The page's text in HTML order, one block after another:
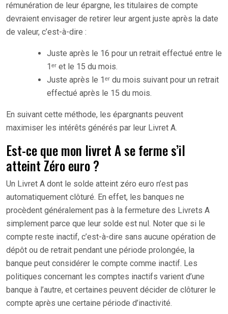
rémunération de leur épargne, les titulaires de compte
devraient envisager de retirer leur argent juste après la date
de valeur, c’est-à-dire :
Juste après le 16 pour un retrait effectué entre le
1ᵉʳ et le 15 du mois.
Juste après le 1ᵉʳ du mois suivant pour un retrait
effectué après le 15 du mois.
En suivant cette méthode, les épargnants peuvent
maximiser les intérêts générés par leur Livret A.
Est-ce que mon livret A se ferme s’il
atteint Zéro euro ?
Un Livret A dont le solde atteint zéro euro n’est pas
automatiquement clôturé. En effet, les banques ne
procèdent généralement pas à la fermeture des Livrets A
simplement parce que leur solde est nul. Noter que si le
compte reste inactif, c’est-à-dire sans aucune opération de
dépôt ou de retrait pendant une période prolongée, la
banque peut considérer le compte comme inactif. Les
politiques concernant les comptes inactifs varient d’une
banque à l’autre, et certaines peuvent décider de clôturer le
compte après une certaine période d’inactivité.